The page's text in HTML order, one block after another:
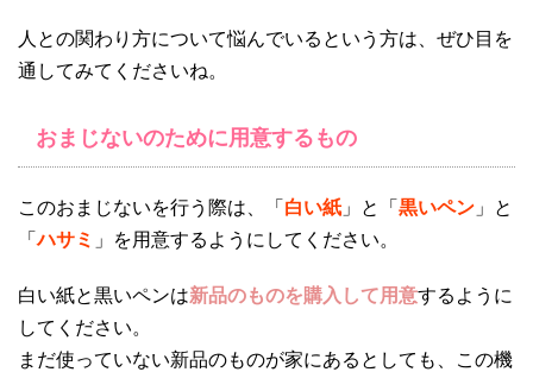
人との関わり方について悩んでいるという方は、ぜひ目を
通してみてくださいね。
おまじないのために用意するもの
このおまじないを行う際は、「 白い紙 」と「 黒いペン 」と
「ハサミ 」を用意するようにしてください。
白い紙と黒いペンは新品のものを購入して用意するように
してください。
まだ使っていない新品のものが家にあるとしても、この機